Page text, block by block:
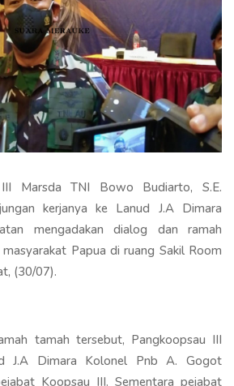
Marsda TNI Bowo Budiarto, S.E.
kerjanya ke Lanud J.A Dimara
mengadakan dialog dan ramah
Papua di ruang Sakil Room
(30/07).
tamah tersebut, Pangkoopsau III
J.A Dimara Kolonel Pnb A. Gogot
Koopsau III. Sementara pejabat